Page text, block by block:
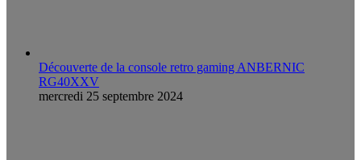
Découverte de la console retro gaming ANBERNIC
RG40XXV
mercredi 25 septembre 2024